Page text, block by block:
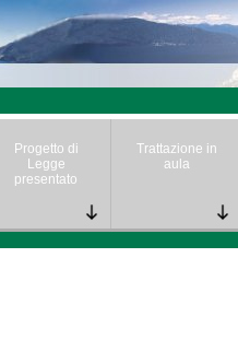
Progetto di
Legge
presentato
Trattazione in
aula